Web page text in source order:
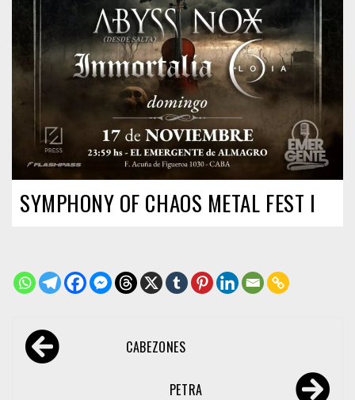
SYMPHONY OF CHAOS METAL FEST I
Navegación
de CABEZONES
PETRA